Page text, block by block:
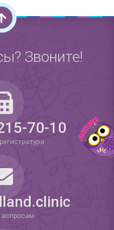
Звоните!
70-10